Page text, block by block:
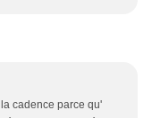
cadence parce qu'